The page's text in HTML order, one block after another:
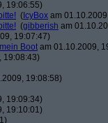
19:06:55)
( IcyBox am
(gibberish am
19:07:47)
Boot am 01.10.2009,
19:08:43)
19:08:58)
19:09:34)
19:10:01)